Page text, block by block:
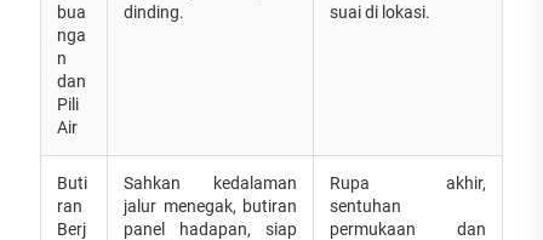
bua
nga
n
dan
Pili
Air
dinding.
suai di lokasi.
Buti
ran
Berj
Sahkan kedalaman
jalur menegak, butiran
panel hadapan, siap
Rupa akhir,
sentuhan
permukaan dan